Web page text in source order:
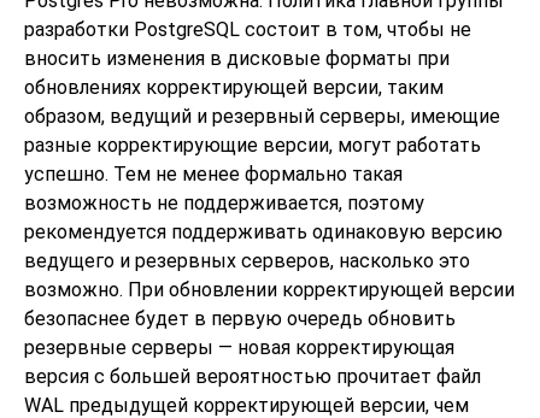
разработки PostgreSQL состоит в том, чтобы не
вносить изменения в дисковые форматы при
обновлениях корректирующей версии, таким
образом, ведущий и резервный серверы, имеющие
разные корректирующие версии, могут работать
успешно. Тем не менее формально такая
возможность не поддерживается, поэтому
рекомендуется поддерживать одинаковую версию
ведущего и резервных серверов, насколько это
возможно. При обновлении корректирующей версии
безопаснее будет в первую очередь обновить
резервные серверы — новая корректирующая
версия с большей вероятностью прочитает файл
WAL предыдущей корректирующей версии, чем